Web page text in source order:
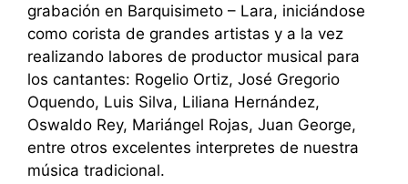
grabación en Barquisimeto – Lara, iniciándose
como corista de grandes artistas y a la vez
realizando labores de productor musical para
los cantantes: Rogelio Ortiz, José Gregorio
Oquendo, Luis Silva, Liliana Hernández,
Oswaldo Rey, Mariángel Rojas, Juan George,
entre otros excelentes interpretes de nuestra
música tradicional.